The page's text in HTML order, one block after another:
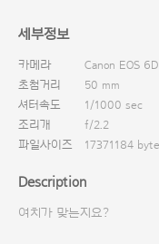
세부정보
카메라
Canon EOS 6D
초첨거리
50 mm
셔터속도
1/1000 sec
조리개
f/2.2
파일사이즈
17371184
Description
여치가 맞는지요?